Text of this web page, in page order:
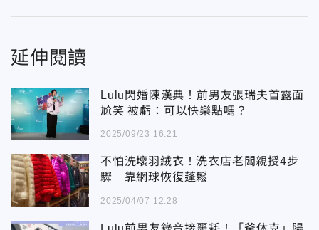
延伸閱讀
Lulu閃婚陳漢典！前男友張瑞夫首露面
尬笑 被虧：可以快樂點嗎？
2025/09/23 16:21
不怕洗壞羽絨衣！洗衣店老闆親授4步
驟 靠網球恢復蓬鬆
2025/04/07 12:28